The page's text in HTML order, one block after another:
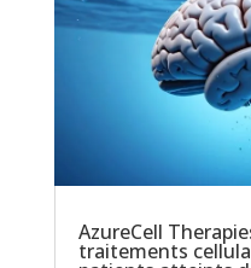
AzureCell
traitements